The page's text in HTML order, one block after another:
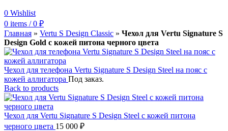
0 Wishlist
0 items / 0 ₽
Главная » Vertu S Design Classic » Чехол для Vertu Signature S
Design Gold с кожей питона черного цвета
Чехол для телефона Vertu Signature S Design Steel на пояс с
кожей аллигатора Под заказ.
Back to products
Чехол для Vertu Signature S Design Steel с кожей питона
черного цвета 15 000 ₽